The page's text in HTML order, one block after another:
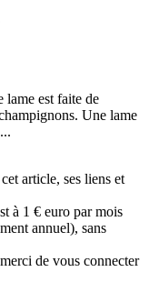
est faite de
Une lame
article, ses liens et
à 1 € euro par mois
annuel), sans
de vous connecter